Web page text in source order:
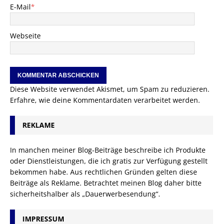
E-Mail*
Webseite
Diese Website verwendet Akismet, um Spam zu reduzieren.
Erfahre, wie deine Kommentardaten verarbeitet werden.
REKLAME
In manchen meiner Blog-Beiträge beschreibe ich Produkte
oder Dienstleistungen, die ich gratis zur Verfügung gestellt
bekommen habe. Aus rechtlichen Gründen gelten diese
Beiträge als Reklame. Betrachtet meinen Blog daher bitte
sicherheitshalber als „Dauerwerbesendung“.
IMPRESSUM